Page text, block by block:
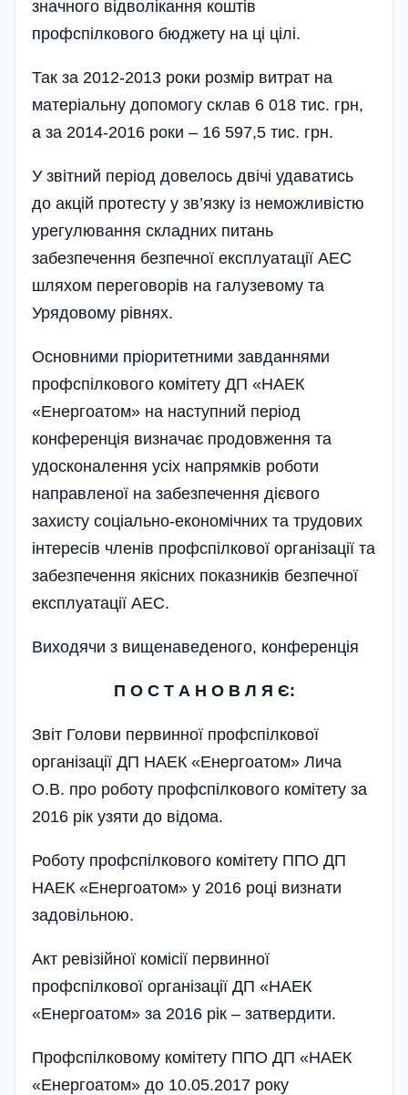
значного відволікання коштів
профспілкового бюджету на ці цілі.
Так за 2012-2013 роки розмір витрат на
матеріальну допомогу склав 6 018 тис. грн,
а за 2014-2016 роки – 16 597,5 тис. грн.
У звітний період довелось двічі удаватись
до акцій протесту у зв’язку із неможливістю
урегулювання складних питань
забезпечення безпечної експлуатації АЕС
шляхом переговорів на галузевому та
Урядовому рівнях.
Основними пріоритетними завданнями
профспілкового комітету ДП «НАЕК
«Енергоатом» на наступний період
конференція визначає продовження та
удосконалення усіх напрямків роботи
направленої на забезпечення дієвого
захисту соці­ально-еконо­мічних та трудових
ін­тересів членів профспілкової орга­ніза­ції та
забезпечення якісних показ­ників безпечної
експлуатації АЕС.
Виходячи з вищенаведеного, конференція
П О С Т А Н О В Л Я Є:
Звіт Голови первинної профспіл­кової
організації ДП НАЕК «Енергоатом» Лича
О.В. про роботу профспілкового комітету за
2016 рік узяти до відома.
Роботу профспілкового комітету ППО ДП
НАЕК «Енергоатом» у 2016 році визнати
задовільною.
Акт ревізійної комісії первинної
профспілкової організації ДП «НАЕК
«Енергоатом» за 2016 рік – затвердити.
Профспілковому комітету ППО ДП «НАЕК
«Енергоатом» до 10.05.2017 року